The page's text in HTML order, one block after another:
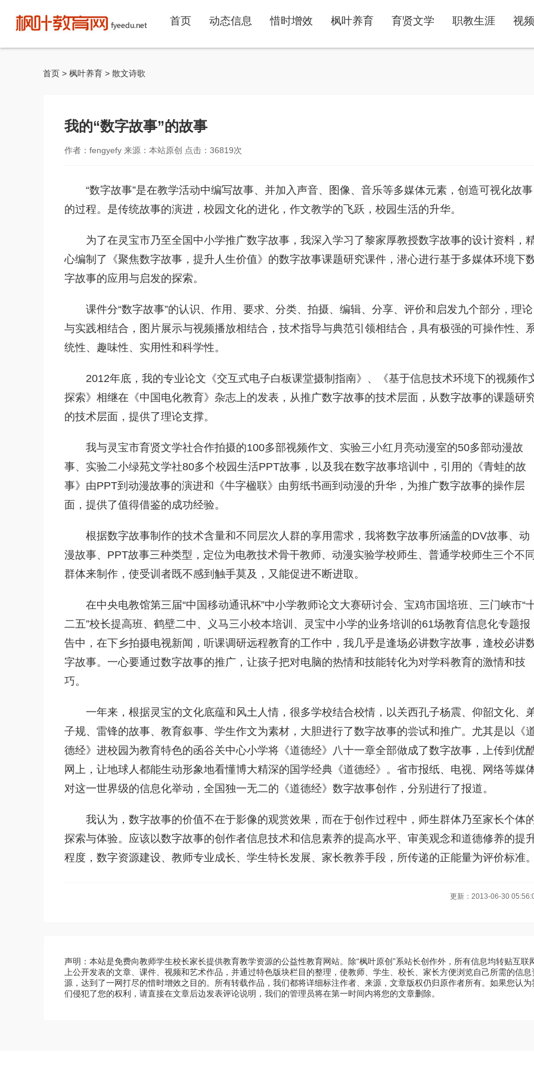
首页 动态信息 惜时增效 枫叶养育 育贤文学 职教生涯 视
首页 > 枫叶养育 > 散文诗歌
我的“数字故事”的故事
作者：fengyefy 来源：本站原创 点击： 36819次
“数字故事”是在教学活动中编写故事、并加入声音、图像、音乐等多媒体元素，创造可视化故事
的过程。是传统故事的演进，校园文化的进化，作文教学的飞跃，校园生活的升华。
为了在灵宝市乃至全国中小学推广数字故事，我深入学习了黎家厚教授数字故事的设计资料，
心编制了《聚焦数字故事，提升人生价值》的数字故事课题研究课件，潜心进行基于多媒体环境下
字故事的应用与启发的探索。
课件分“数字故事”的认识、作用、要求、分类、拍摄、编辑、分享、评价和启发九个部分，理论
与实践相结合，图片展示与视频播放相结合，技术指导与典范引领相结合，具有极强的可操作性、
统性、趣味性、实用性和科学性。
2012年底，我的专业论文《交互式电子白板课堂摄制指南》、《基于信息技术环境下的视频作
探索》相继在《中国电化教育》杂志上的发表，从推广数字故事的技术层面，从数字故事的课题研
的技术层面，提供了理论支撑。
我与灵宝市育贤文学社合作拍摄的100多部视频作文、实验三小红月亮动漫室的50多部动漫故
事、实验二小绿苑文学社80多个校园生活PPT故事，以及我在数字故事培训中，引用的《青蛙的故
事》由PPT到动漫故事的演进和《牛字楹联》由剪纸书画到动漫的升华，为推广数字故事的操作层
面，提供了值得借鉴的成功经验。
根据数字故事制作的技术含量和不同层次人群的享用需求，我将数字故事所涵盖的DV故事、动
漫故事、PPT故事三种类型，定位为电教技术骨干教师、动漫实验学校师生、普通学校师生三个不同
群体来制作，使受训者既不感到触手莫及，又能促进不断进取。
在中央电教馆第三届“中国移动通讯杯”中小学教师论文大赛研讨会、宝鸡市国培班、三门峡市“
二五”校长提高班、鹤壁二中、义马三小校本培训、灵宝中小学的业务培训的61场教育信息化专题报
告中，在下乡拍摄电视新闻，听课调研远程教育的工作中，我几乎是逢场必讲数字故事，逢校必讲
字故事。一心要通过数字故事的推广，让孩子把对电脑的热情和技能转化为对学科教育的激情和技
巧。
一年来，根据灵宝的文化底蕴和风土人情，很多学校结合校情，以关西孔子杨震、仰韶文化、
子规、雷锋的故事、教育叙事、学生作文为素材，大胆进行了数字故事的尝试和推广。尤其是以《
德经》进校园为教育特色的函谷关中心小学将《道德经》八十一章全部做成了数字故事，上传到优
网上，让地球人都能生动形象地看懂博大精深的国学经典《道德经》。省市报纸、电视、网络等媒
对这一世界级的信息化举动，全国独一无二的《道德经》数字故事创作，分别进行了报道。
我认为，数字故事的价值不在于影像的观赏效果，而在于创作过程中，师生群体乃至家长个体
探索与体验。应该以数字故事的创作者信息技术和信息素养的提高水平、审美观念和道德修养的提
程度，数字资源建设、教师专业成长、学生特长发展、家长教养手段，所传递的正能量为评价标准。
更新：2013-06-30
声明：本站是免费向教师学生校长家长提供教育教学资源的公益性教育网站。除“枫叶原创”系站长创作外，所有信息均转贴互联
上公开发表的文章、课件、视频和艺术作品，并通过特色版块栏目的整理，使教师、学生、校长、家长方便浏览自己所需的信息
源，达到了一网打尽的惜时增效之目的。所有转载作品，我们都将详细标注作者、来源，文章版权仍归原作者所有。如果您认为
们侵犯了您的权利，请直接在文章后边发表评论说明，我们的管理员将在第一时间内将您的文章删除。